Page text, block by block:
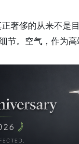
奢侈的从来不是
节。空气，作为